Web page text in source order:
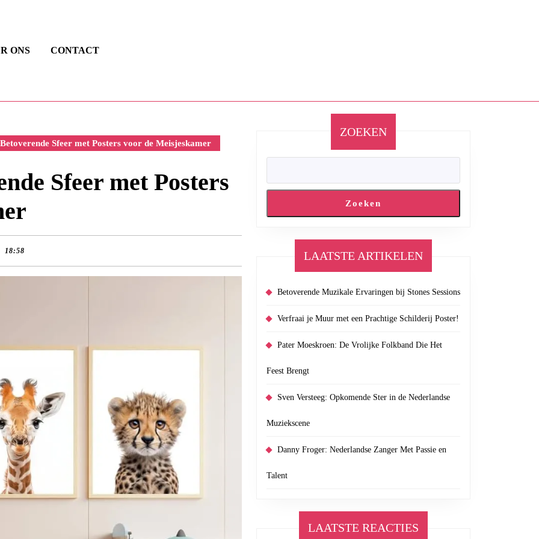
ONS CONTACT
Sfeer met Posters voor de Meisjeskamer
Sfeer met Posters
18:58
ZOEKEN
Zoeken
LAATSTE ARTIKELEN
Betoverende Muzikale Ervaringen bij Stones Sessions
Verfraai je Muur met een Prachtige Schilderij Poster!
Pater Moeskroen: De Vrolijke Folkband Die Het
Feest Brengt
Sven Versteeg: Opkomende Ster in de Nederlandse
Muziekscene
Danny Froger: Nederlandse Zanger Met Passie en
Talent
LAATSTE REACTIES